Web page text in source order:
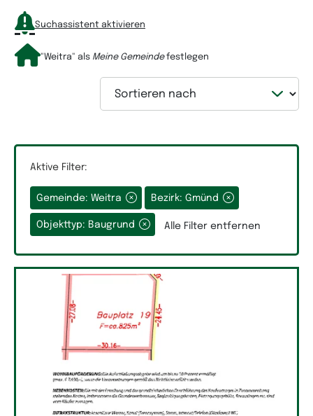
Grundfläche
Räume
Auswahlfeld Räume.
Suchassistent aktivieren
"Weitra" als Meine Gemeindefestlegen
Sortieren nach
Aktive Filter:
Gemeinde: Weitra Bezirk: Gmünd
Objekttyp: Baugrund Alle Filter entfernen